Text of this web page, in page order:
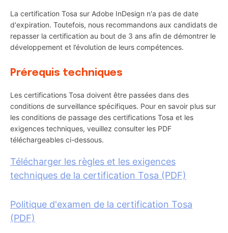
La certification Tosa sur Adobe InDesign n'a pas de date
d'expiration. Toutefois, nous recommandons aux candidats de
repasser la certification au bout de 3 ans afin de démontrer le
développement et l’évolution de leurs compétences.
Prérequis techniques
Les certifications Tosa doivent être passées dans des
conditions de surveillance spécifiques. Pour en savoir plus sur
les conditions de passage des certifications Tosa et les
exigences techniques, veuillez consulter les PDF
téléchargeables ci-dessous.
Télécharger les règles et les exigences
techniques de la certification Tosa (PDF)
Politique d'examen de la certification Tosa
(PDF)